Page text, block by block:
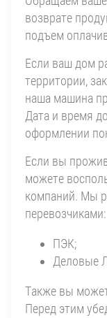
возврате
подъем
Если ваш дом
территории,
наша машина
Дата и время
оформлении
Если вы
можете
компаний. Мы
перевозчиками:
ПЭК;
Деловые
Также вы
Перед этим